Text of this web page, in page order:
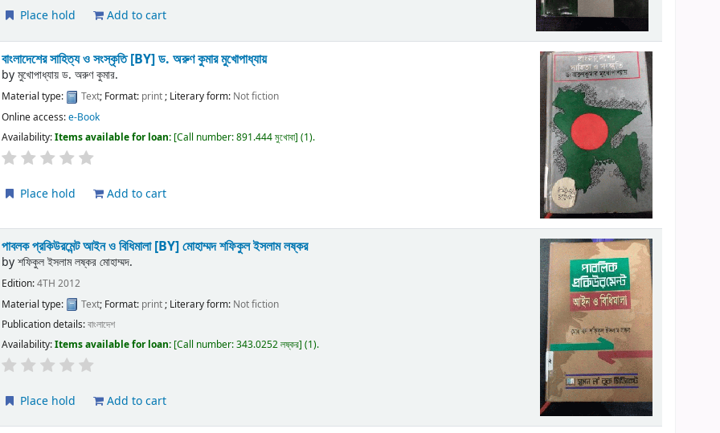
Place hold Add to cart
বাংলাদেশের সাহিত্য ও সংস্কৃতি[BY] ড. অরুণ কুমার মুখোপাধ্যায়
byমুখোপাধ্যায় ড. অরুণ কুমার.
Material type: Text; Format: print; Literary form: Not fiction
Online access:e-Book
Availability:Items available for loan: Call number:891.444 মুখোবা (1).
Place hold Add to cart
পাবলক প্রকিউরমেন্ট আইন ও বিধিমালা[BY] মোহাম্মদ শফিকুল ইসলাম লষ্কর
byশফিকুল ইসলাম লষ্কর মোহাম্মদ.
Edition:4TH 2012
Material type:
Text; Format: print ; Literary form: Not fiction
Publication details:বাংলাদেশ
Availability:Items available for loan: Call number:343.0252 লষ্কর (1).
Place hold Add to cart